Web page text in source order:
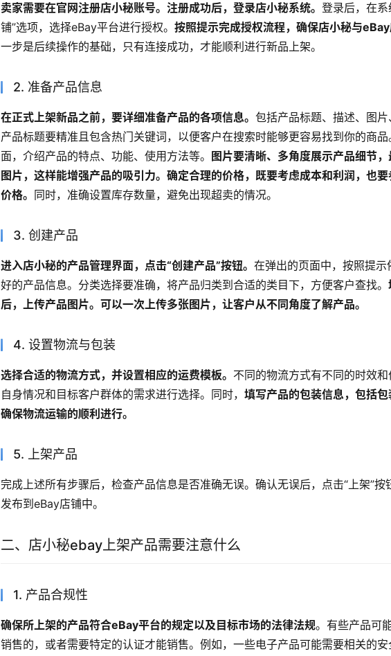
卖家需要在官网注册店小秘账号。注册成功后，登录店小秘系统。登录后，在
铺”选项，选择eBay平台进行授权。按照提示完成授权流程，确保店小秘与
一步是后续操作的基础，只有连接成功，才能顺利进行新品上架。
2. 准备产品信息
在正式上架新品之前，要详细准备产品的各项信息。包括产品标题、描述、图片
产品标题要精准且包含热门关键词，以便客户在搜索时能够更容易找到你的商
面，介绍产品的特点、功能、使用方法等。
图片要清晰、多角度展示产品细节
图片，这样能增强产品的吸引力。确定合理的价格，既要考虑成本和利润，也
价格。 同时，准确设置库存数量，避免出现超卖的情况。
3. 创建产品
进入店小秘的产品管理界面，点击“创建产品”按钮。在弹出的页面中，按照提
好的产品信息。分类选择要准确，将产品归类到合适的类目下，方便客户查找。
后，上传产品图片。可以一次上传多张图片，让客户从不同角度了解产品。
4. 设置物流与包装
选择合适的物流方式，并设置相应的运费模板。 不同的物流方式有不同的时效
自身情况和目标客户群体的需求进行选择。同时，填写产品的包装信息，包括包
确保物流运输的顺利进行。
5. 上架产品
完成上述所有步骤后，检查产品信息是否准确无误。确认无误后，点击“上架”按
发布到eBay店铺中。
二、店小秘ebay上架产品需要注意什么
1. 产品合规性
确保所上架的产品符合eBay平台的规定以及目标市场的法律法规。有些产品可
销售的，或者需要特定的认证才能销售。例如，一些电子产品可能需要相关的